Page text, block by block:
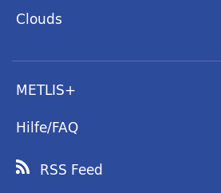
Clouds
METLIS+
Hilfe/FAQ
RSS Feed